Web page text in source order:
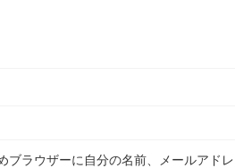
ブラウザーに自分の名前、メールアドレ